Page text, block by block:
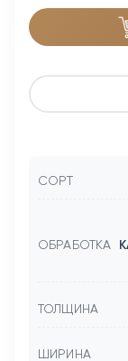
СОРТ
ОБРАБОТКА
ТОЛЩИНА
ШИРИНА